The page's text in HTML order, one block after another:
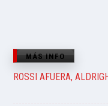
MÁS INFO
ROSSI AFUERA,